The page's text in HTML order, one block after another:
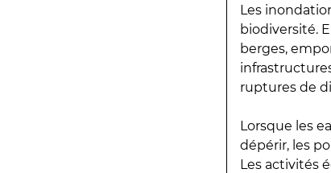
Les
biodiversité.
berges,
ruptures de
Lorsque les
dépérir, les
Les activités